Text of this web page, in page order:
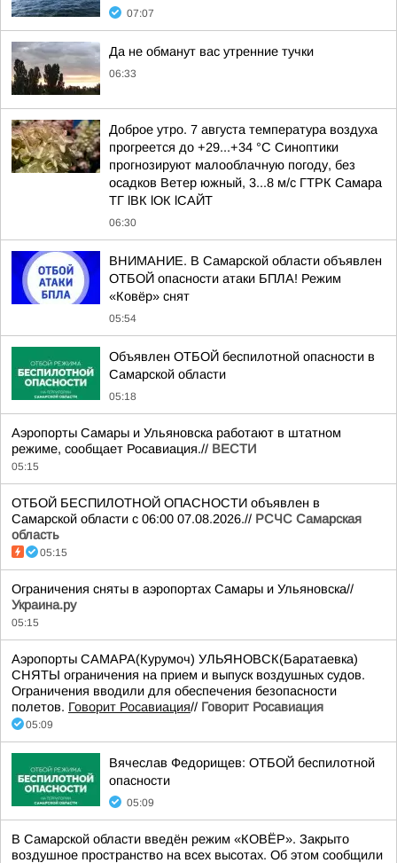
07:07
Да не обманут вас утренние тучки
06:33
Доброе утро. 7 августа температура воздуха
прогреется до +29...+34 °C Синоптики
прогнозируют малооблачную погоду, без
осадков Ветер южный, 3...8 м/с ГТРК Самара
ТГ lВК lОК lСАЙТ
06:30
ВНИМАНИЕ. В Самарской области объявлен
ОТБОЙ опасности атаки БПЛА! Режим
«Ковёр» снят
05:54
Объявлен ОТБОЙ беспилотной опасности в
Самарской области
05:18
Аэропорты Самары и Ульяновска работают в штатном
режиме, сообщает Росавиация.// ВЕСТИ
05:15
ОТБОЙ БЕСПИЛОТНОЙ ОПАСНОСТИ объявлен в
Самарской области с 06:00 07.08.2026.// РСЧС Самарская
область
05:15
Ограничения сняты в аэропортах Самары и Ульяновска//
Украина.ру
05:15
Аэропорты САМАРА(Курумоч) УЛЬЯНОВСК(Баратаевка)
СНЯТЫ ограничения на прием и выпуск воздушных судов.
Ограничения вводили для обеспечения безопасности
полетов. Говорит Росавиация// Говорит Росавиация
05:09
Вячеслав Федорищев: ОТБОЙ беспилотной
опасности
05:09
В Самарской области введён режим «КОВЁР». Закрыто
воздушное пространство на всех высотах. Об этом сообщили